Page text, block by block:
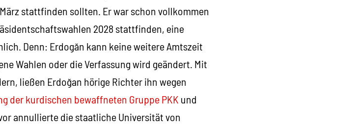
stattfinden sollten. Er war schon vollkommen
2028 stattfinden, eine
Denn: Erdogăn kann keine weitere Amtszeit
Wahlen oder die Verfassung wird geändert. Mit
ließen Erdoğan hörige Richter ihn wegen
der kurdischen bewaffneten Gruppe PKK und
annullierte die staatliche Universität von